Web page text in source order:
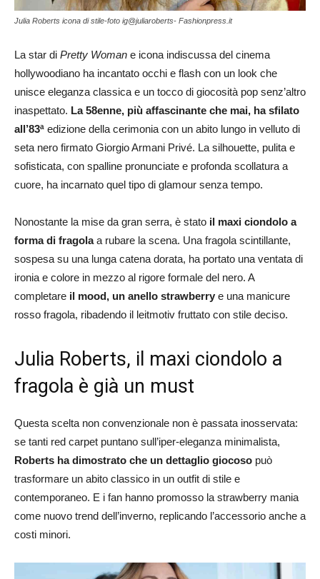
Julia Roberts icona di stile-foto ig@juliaroberts- Fashionpress.it
La star di Pretty Woman e icona indiscussa del cinema
hollywoodiano ha incantato occhi e flash con un look che
unisce eleganza classica e un tocco di giocosità pop senz’altro
inaspettato. La 58enne, più affascinante che mai, ha sfilato
all’83ª edizione della cerimonia con un abito lungo in velluto di
seta nero firmato Giorgio Armani Privé. La silhouette, pulita e
sofisticata, con spalline pronunciate e profonda scollatura a
cuore, ha incarnato quel tipo di glamour senza tempo.
Nonostante la mise da gran serra, è stato il maxi ciondolo a
forma di fragolaa rubare la scena. Una fragola scintillante,
sospesa su una lunga catena dorata, ha portato una ventata di
ironia e colore in mezzo al rigore formale del nero. A
completare il mood, un anello strawberry e una manicure
rosso fragola, ribadendo il leitmotiv fruttato con stile deciso.
Julia Roberts, il maxi ciondolo a
fragola è già un must
Questa scelta non convenzionale non è passata inosservata:
se tanti red carpet puntano sull’iper-eleganza minimalista,
Roberts ha dimostrato che un dettaglio giocoso può
trasformare un abito classico in un outfit di stile e
contemporaneo. E i fan hanno promosso la strawberry mania
come nuovo trend dell’inverno, replicando l’accessorio anche a
costi minori.